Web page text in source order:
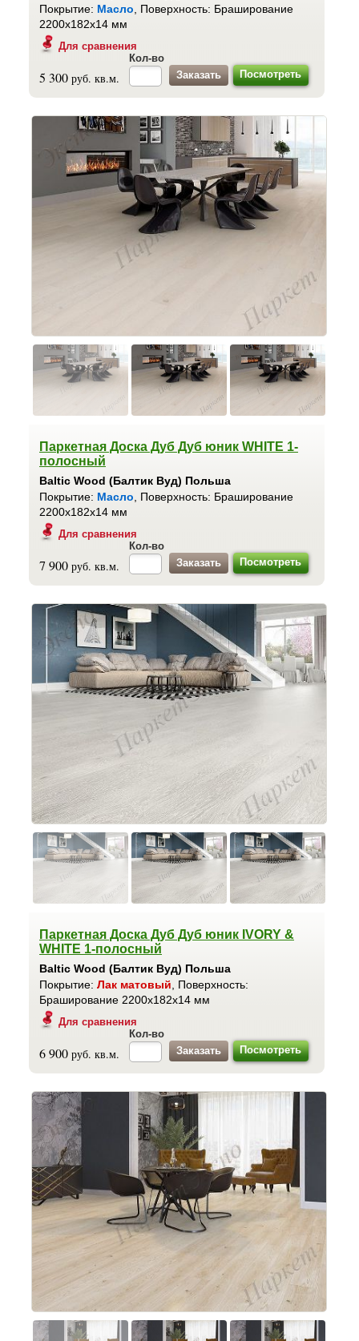
Покрытие: Масло , Поверхность: Браширование
2200x182x14 мм
Для сравнения
5 300 руб. кв.м.
Кол-во
Посмотреть
Паркетная Доска Дуб Дуб юник WHITE 1-
полосный
Baltic Wood (Балтик Вуд) Польша
Покрытие: Масло , Поверхность: Браширование
2200x182x14 мм
Для сравнения
7 900 руб. кв.м.
Кол-во
Посмотреть
Паркетная Доска Дуб Дуб юник IVORY &
WHITE 1-полосный
Baltic Wood (Балтик Вуд) Польша
Покрытие: Лак матовый , Поверхность:
Браширование 2200x182x14 мм
Для сравнения
6 900 руб. кв.м.
Кол-во
Посмотреть